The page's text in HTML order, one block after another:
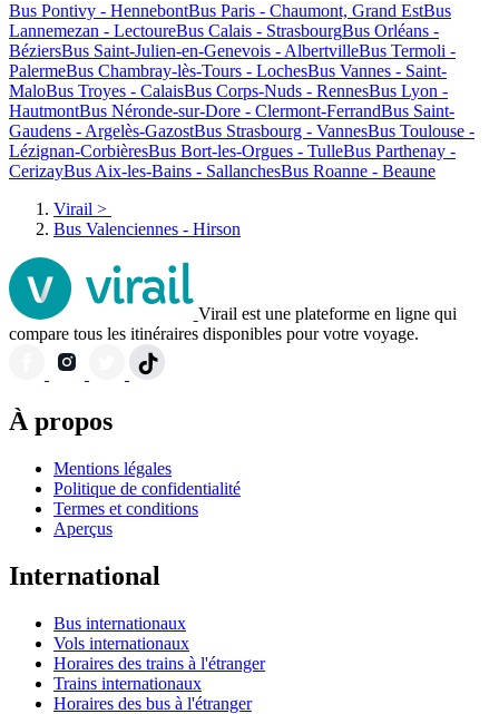
Bus Pontivy - HennebontBus Paris - Chaumont, Grand EstBus
Lannemezan - LectoureBus Calais - StrasbourgBus Orléans -
BéziersBus Saint-Julien-en-Genevois - AlbertvilleBus Termoli -
PalermeBus Chambray-lès-Tours - LochesBus Vannes - Saint-
MaloBus Troyes - CalaisBus Corps-Nuds - RennesBus Lyon -
HautmontBus Néronde-sur-Dore - Clermont-FerrandBus Saint-
Gaudens - Argelès-GazostBus Strasbourg - VannesBus Toulouse -
Lézignan-CorbièresBus Bort-les-Orgues - TulleBus Parthenay -
CerizayBus Aix-les-Bains - SallanchesBus Roanne - Beaune
Virail >
Bus Valenciennes - Hirson
Virail est une plateforme en ligne qui
compare tous les itinéraires disponibles pour votre voyage.
À propos
Mentions légales
Politique de confidentialité
Termes et conditions
Aperçus
International
Bus internationaux
Vols internationaux
Horaires des trains à l'étranger
Trains internationaux
Horaires des bus à l'étranger